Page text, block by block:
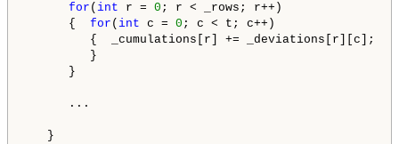
for ( int r = 0 ; r < _rows; r++)
{ for ( int c = 0 ; c < t; c++)
{  _cumulations[r] += _deviations[r][c];
}
}
...
}